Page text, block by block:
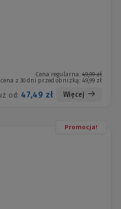
Cena regularna: 49,99 zł
z 30 dni przed obniżką: 49,99 zł
od: 47,49 zł Więcej
Promocja!